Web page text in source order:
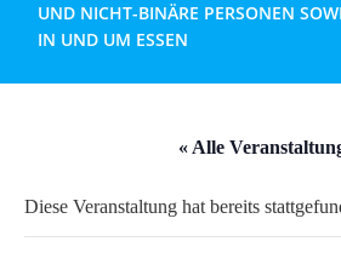
UND NICHT-BINÄRE PERSONEN
IN UND UM ESSEN
« Alle
Diese Veranstaltung hat bereits